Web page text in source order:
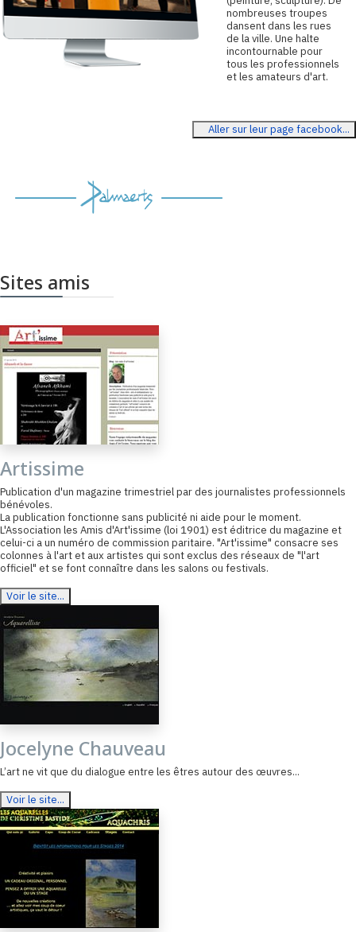
nombreuses troupes
dansent dans les rues
de la ville. Une halte
incontournable pour
tous les professionnels
et les amateurs d'art.
Aller sur leur page facebook...
Sites amis
Artissime
Publication d'un magazine trimestriel par des journalistes professionnels
bénévoles.
La publication fonctionne sans publicité ni aide pour le moment.
L'Association les Amis d'Art'issime (loi 1901) est éditrice du magazine et
celui-ci a un numéro de commission paritaire. "Art'issime" consacre ses
colonnes à l'art et aux artistes qui sont exclus des réseaux de "l'art
officiel" et se font connaître dans les salons ou festivals.
Voir le site...
Jocelyne Chauveau
L’art ne vit que du dialogue entre les êtres autour des œuvres...
Voir le site...